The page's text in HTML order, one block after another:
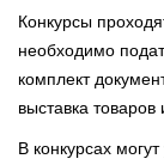
Конкурсы
необходимо
комплект
выставка товаров
В конкурсах